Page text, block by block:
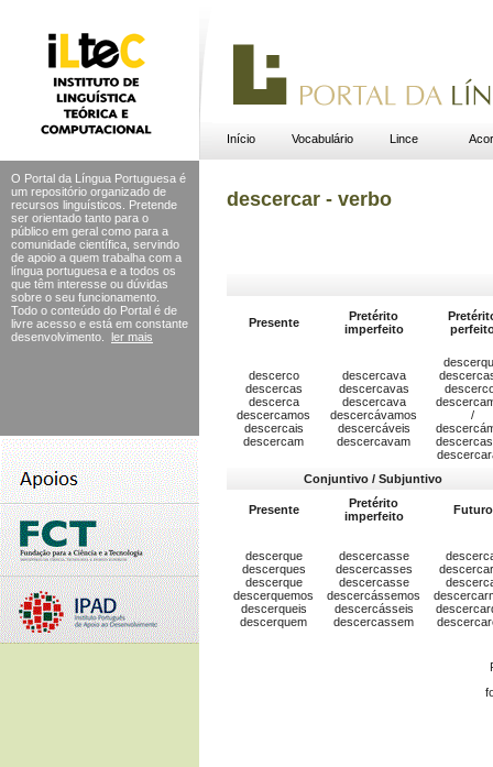
Início Vocabulário Lince
O Portal da Língua Portuguesa é
um repositório organizado de
recursos linguísticos. Pretende
ser orientado tanto para o
público em geral como para a
comunidade científica, servindo
de apoio a quem trabalha com a
língua portuguesa e a todos os
que têm interesse ou dúvidas
sobre o seu funcionamento.
Todo o conteúdo do Portal é de
livre acesso e está em constante
desenvolvimento.
ler mais
descercar - verbo
Presente
Pretérito
imperfeito
descerco
descercas
descerca
descercamos
descercais
descercam
descercava
descercavas
descercava
descercávamos
descercáveis
descercavam
/
Conjuntivo / Subjuntivo
Presente
Pretérito
imperfeito
Futuro
descerque
descerques
descerque
descerquemos
descerqueis
descerquem
descercasse
descercasses
descercasse
descercássemos
descercásseis
descercassem